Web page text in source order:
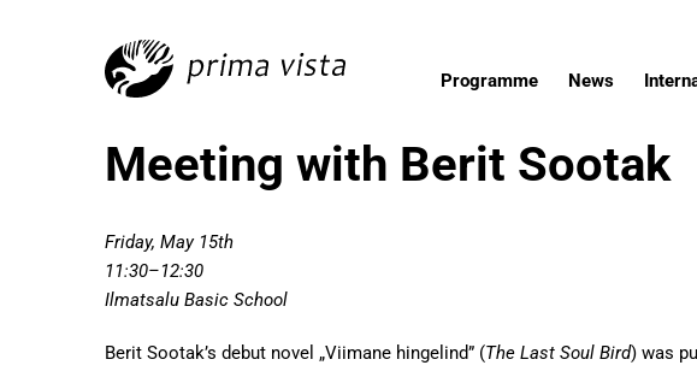
Programme News
Meeting with Berit Sootak
Friday, May 15th
11:30–12:30
Ilmatsalu Basic School
Berit Sootak’s debut novel „Viimane hingelind” (The Last Soul Bird) was